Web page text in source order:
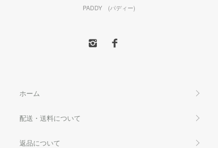
PADDY (パディー)
ホーム
配送・送料について
返品について